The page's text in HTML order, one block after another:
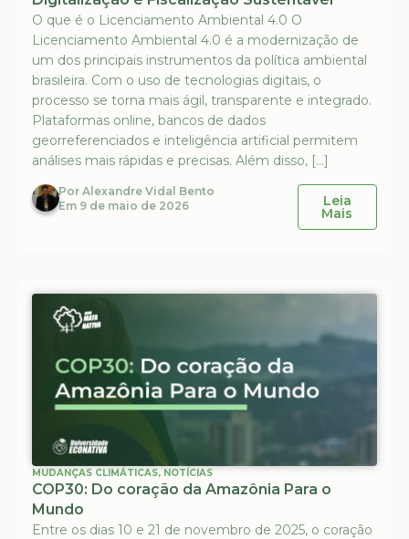
O que é o Licenciamento Ambiental 4.0 O
Licenciamento Ambiental 4.0 é a modernização de
um dos principais instrumentos da política ambiental
brasileira. Com o uso de tecnologias digitais, o
processo se torna mais ágil, transparente e integrado.
Plataformas online, bancos de dados
georreferenciados e inteligência artificial permitem
análises mais rápidas e precisas. Além disso, […]
Por Alexandre Vidal Bento
Em 9 de maio de 2026 Leia
Mais
MUDANÇAS CLIMÁTICAS, NOTÍCIAS
COP30: Do coração da Amazônia Para o
Mundo
Entre os dias 10 e 21 de novembro de 2025, o coração